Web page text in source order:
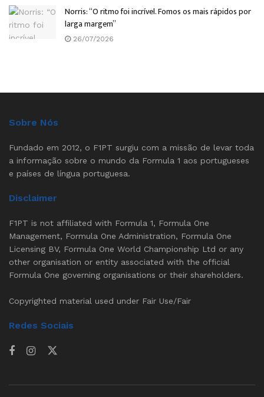
Norris: “O ritmo foi incrível. Fomos os mais rápidos por
larga margem”
26/07/2026
Sobre Nós
Fundado em 2012, o F1PT surgiu com a missão de levar toda
a informação sobre o mundo da Formula 1 aos portugueses
e países de língua portuguesa.
Disclaimer
F1PT is not affiliated with Formula 1, Formula One
Management, Formula One Administration, Formula One
Licensing BV, Formula One World Championship Ltd or any
other organisation or entity associated with the official
Formula One governing organisations or their shareholders.
Copyrighted material used under Fair Use/Fair
Redes Sociais